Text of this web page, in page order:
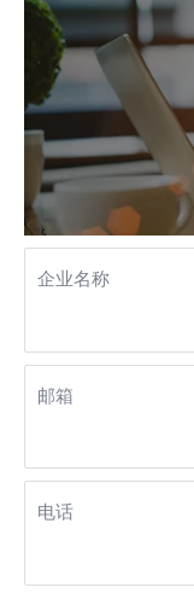
企业名称
邮箱
电话